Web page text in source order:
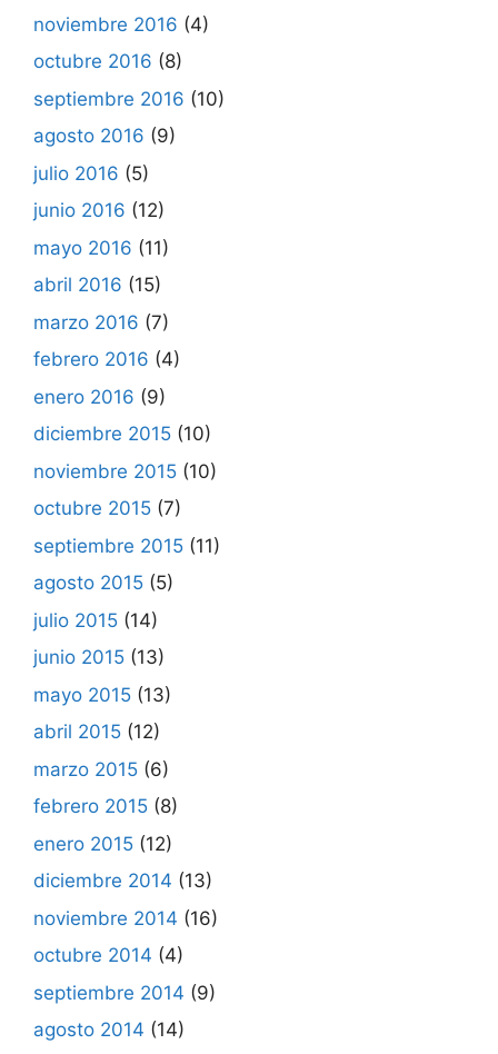
noviembre 2016 (4)
octubre 2016 (8)
septiembre 2016 (10)
agosto 2016 (9)
julio 2016 (5)
junio 2016 (12)
mayo 2016 (11)
abril 2016 (15)
marzo 2016 (7)
febrero 2016 (4)
enero 2016 (9)
diciembre 2015 (10)
noviembre 2015 (10)
octubre 2015 (7)
septiembre 2015 (11)
agosto 2015 (5)
julio 2015 (14)
junio 2015 (13)
mayo 2015 (13)
abril 2015 (12)
marzo 2015 (6)
febrero 2015 (8)
enero 2015 (12)
diciembre 2014 (13)
noviembre 2014 (16)
octubre 2014 (4)
septiembre 2014 (9)
agosto 2014 (14)